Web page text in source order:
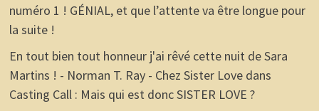
numéro 1 ! GÉNIAL, et que l’attente va être longue pour
la suite !
En tout bien tout honneur j'ai rêvé cette nuit de Sara
Martins ! - Norman T. Ray - Chez Sister Lovedans
Casting Call : Mais qui est donc SISTER LOVE ?